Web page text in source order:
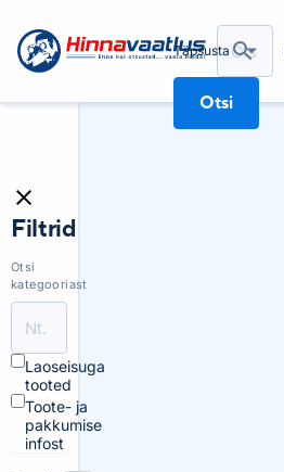
Täpsusta
Otsi
Filtrid
Otsi
kategooriast
Laoseisuga
tooted
Toote- ja
pakkumise
infost